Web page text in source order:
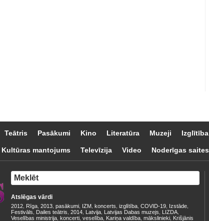
Teātris Pasākumi Kino Literatūra Muzeji Izglītība
Kultūras mantojums Televīzija Video Noderīgas saites
Atslēgas vārdi
2012 Rīga 2013 pasākumi IZM koncerts izglītība COVID-19 Izstāde
Festivāls Dailes teātris 2014 Latvija Latvijas Dabas muzejs LIZDA
Veselības ministrija koncerti veselība Kariņa valdība mākslinieki Krišjānis